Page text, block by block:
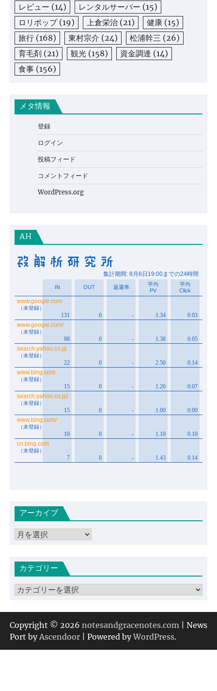
レビュー (14) レンタルサーバー (15)
ロリポップ(19) 上倉栄治 (21) 健康 (15)
旅行 (168) 東村宗介 (24) 松浦幹三 (26)
育毛剤 (21) 観光 (158) 資金調達 (14)
食事 (156)
メタ情報
登録
ログイン
投稿フィード
コメントフィード
WordPress.org
AH
アーカイブ
ア
イカテゴリー
カ
ゴ
リ
ー
Copyright © 2026 notesandgracenotes.com | News
Port byAscendoor | Powered byWordPress.